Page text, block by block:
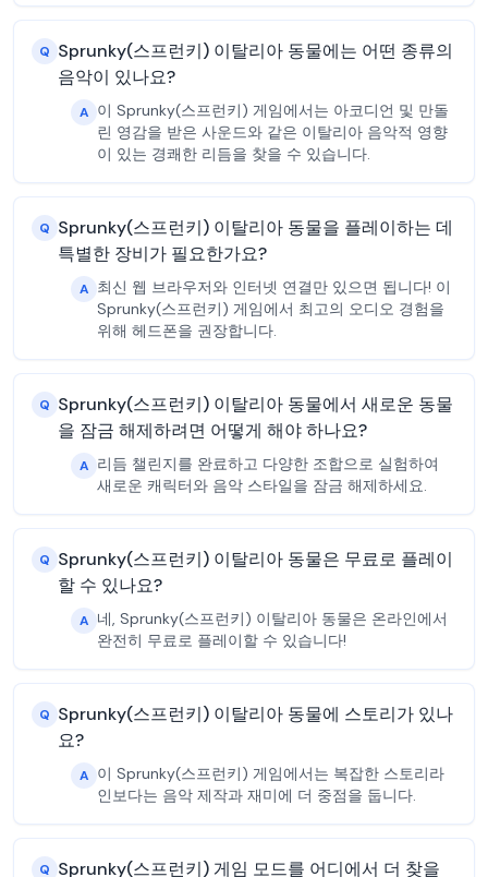
Q Sprunky(스프런키) 이탈리아 동물에는 어떤 종류의
음악이 있나요?
A 이 Sprunky(스프런키) 게임에서는 아코디언 및 만돌
린 영감을 받은 사운드와 같은 이탈리아 음악적 영향
이 있는 경쾌한 리듬을 찾을 수 있습니다.
Q Sprunky(스프런키) 이탈리아 동물을 플레이하는 데
특별한 장비가 필요한가요?
A 최신 웹 브라우저와 인터넷 연결만 있으면 됩니다! 이
Sprunky(스프런키) 게임에서 최고의 오디오 경험을
위해 헤드폰을 권장합니다.
Q Sprunky(스프런키) 이탈리아 동물에서 새로운 동물
을 잠금 해제하려면 어떻게 해야 하나요?
A 리듬 챌린지를 완료하고 다양한 조합으로 실험하여
새로운 캐릭터와 음악 스타일을 잠금 해제하세요.
Q Sprunky(스프런키) 이탈리아 동물은 무료로 플레이
할 수 있나요?
A 네, Sprunky(스프런키) 이탈리아 동물은 온라인에서
완전히 무료로 플레이할 수 있습니다!
Q Sprunky(스프런키) 이탈리아 동물에 스토리가 있나
요?
A 이 Sprunky(스프런키) 게임에서는 복잡한 스토리라
인보다는 음악 제작과 재미에 더 중점을 둡니다.
Q Sprunky(스프런키) 게임 모드를 어디에서 더 찾을